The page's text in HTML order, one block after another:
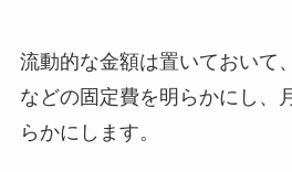
流動的な金額は置いておいて
などの固定費を明らかにし、
らかにします。